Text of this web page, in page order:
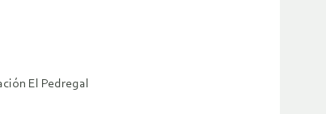
El Pedregal